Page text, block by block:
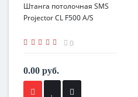
Штанга потолочная SMS
Projector CL F500 A/S
0
0.00 руб.